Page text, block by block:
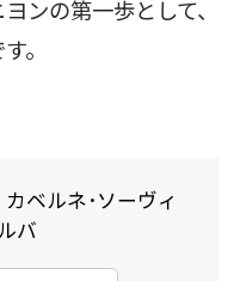
ンの第一歩として、
。
ベルネ･ソーヴィ
バ